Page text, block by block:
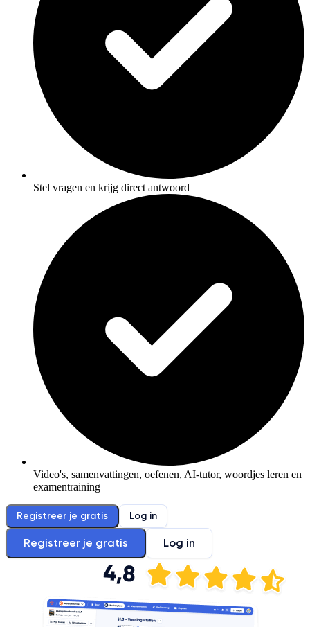
Stel vragen en krijg direct antwoord
Video's, samenvattingen, oefenen, AI-tutor, woordjes leren en
examentraining
Registreer je gratis Log in
Registreer je gratis Log in